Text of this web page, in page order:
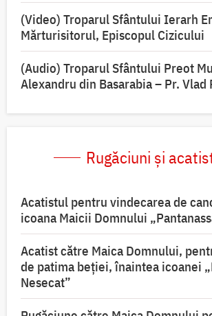
(Video) Troparul Sfântului Ierarh
Mărturisitorul, Episcopul Cizicului
(Audio) Troparul Sfântului Preot
Alexandru din Basarabia – Pr. Vlad
Rugăciuni și
Acatistul pentru vindecarea de
icoana Maicii Domnului
Acatist către Maica Domnului,
de patima beției, înaintea icoanei
Nesecat”